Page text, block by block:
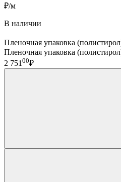
₽/м
В наличии
Пленочная упаковка
Пленочная упаковка
2 75100₽